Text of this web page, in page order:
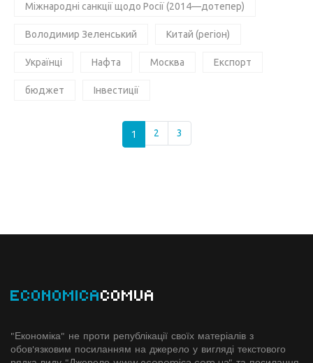
Міжнародні санкції щодо Росії (2014—дотепер)
Володимир Зеленський Китай (регіон)
Українці Нафта Москва Експорт
бюджет Інвестиції
1 2 3
ECONOMICACOMUA
"Економіка" не проти републікації своїх матеріалів з
обов'язковим посиланням на джерело у вигляді текстового